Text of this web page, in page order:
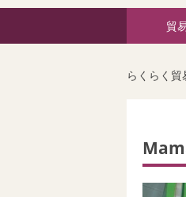
貿
らくらく貿